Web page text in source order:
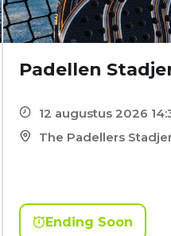
Padellen
12 augustus 2026
The Padellers
Ending Soon